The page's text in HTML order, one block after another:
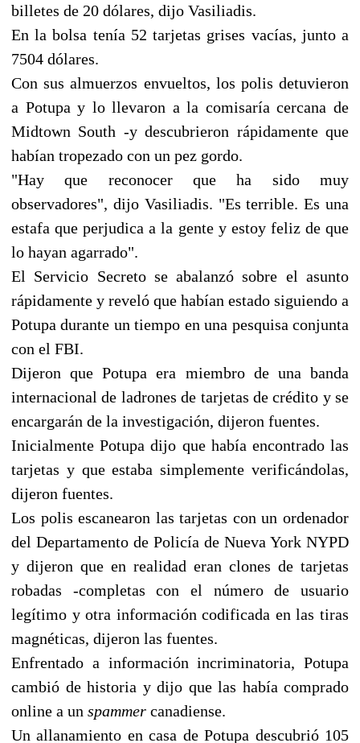
billetes de 20 dólares, dijo Vasiliadis.
En la bolsa tenía 52 tarjetas grises vacías, junto a
7504 dólares.
Con sus almuerzos envueltos, los polis detuvieron
a Potupa y lo llevaron a la comisaría cercana de
Midtown South -y descubrieron rápidamente que
habían tropezado con un pez gordo.
"Hay que reconocer que ha sido muy
observadores", dijo Vasiliadis. "Es terrible. Es una
estafa que perjudica a la gente y estoy feliz de que
lo hayan agarrado".
El Servicio Secreto se abalanzó sobre el asunto
rápidamente y reveló que habían estado siguiendo a
Potupa durante un tiempo en una pesquisa conjunta
con el FBI.
Dijeron que Potupa era miembro de una banda
internacional de ladrones de tarjetas de crédito y se
encargarán de la investigación, dijeron fuentes.
Inicialmente Potupa dijo que había encontrado las
tarjetas y que estaba simplemente verificándolas,
dijeron fuentes.
Los polis escanearon las tarjetas con un ordenador
del Departamento de Policía de Nueva York NYPD
y dijeron que en realidad eran clones de tarjetas
robadas -completas con el número de usuario
legítimo y otra información codificada en las tiras
magnéticas, dijeron las fuentes.
Enfrentado a información incriminatoria, Potupa
cambió de historia y dijo que las había comprado
online a un spammer canadiense.
Un allanamiento en casa de Potupa descubrió 105